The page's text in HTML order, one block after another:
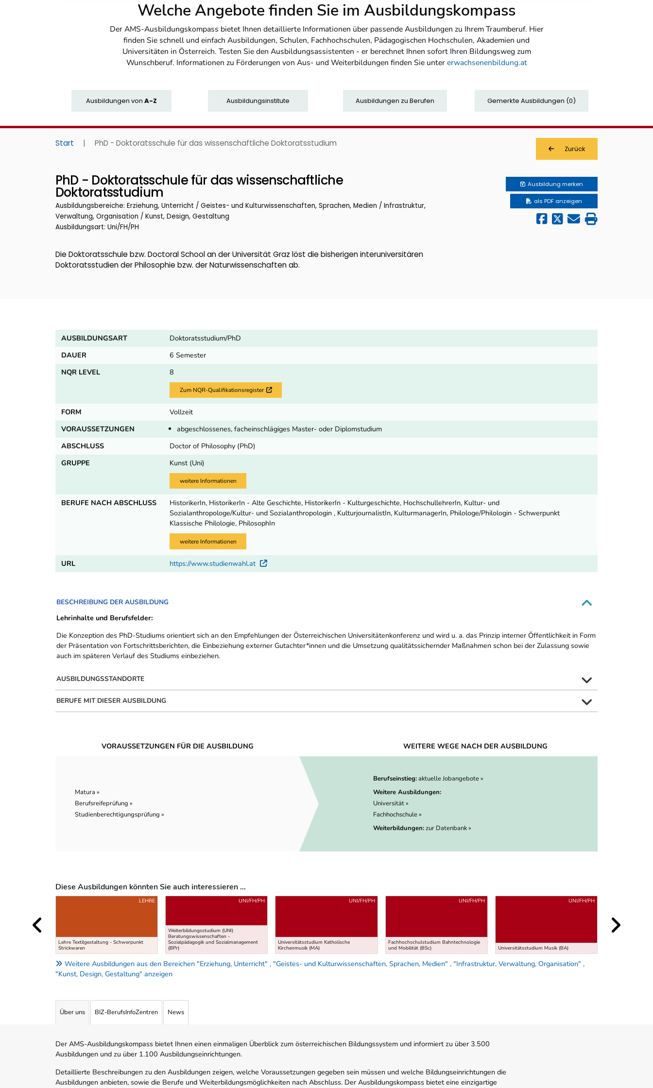
Welche Angebote finden Sie im Ausbildungskompass
Der AMS-Ausbildungskompass bietet Ihnen detaillierte Informationen über passende Ausbildungen zu Ihrem Traumberuf. Hier
finden Sie schnell und einfach Ausbildungen, Schulen, Fachhochschulen, Pädagogischen Hochschulen, Akademien und
Universitäten in Österreich. Testen Sie den Ausbildungsassistenten - er berechnet Ihnen sofort Ihren Bildungsweg zum
Wunschberuf. Informationen zu Förderungen von Aus- und Weiterbildungen finden Sie untererwachsenenbildung.at
Ausbildungen von A-Z Ausbildungsinstitute Ausbildungen zu Berufen Gemerkte Ausbildungen (0)
Start | PhD - Doktoratsschule für das wissenschaftliche Doktoratsstudium
Zurück
PhD - Doktoratsschule für das wissenschaftliche
Doktoratsstudium
Ausbildungsbereiche: Erziehung, Unterricht / Geistes- und Kulturwissenschaften, Sprachen, Medien / Infrastruktur,
Verwaltung, Organisation / Kunst, Design, Gestaltung
Ausbildungsart: Uni/FH/PH
Die Doktoratsschule bzw. Doctoral School an der Universität Graz löst die bisherigen interuniversitären
Doktoratsstudien der Philosophie bzw. der Naturwissenschaften ab.
Ausbildung merken
als PDF anzeigen
AUSBILDUNGSART
Doktoratsstudium/PhD
DAUER
6 Semester
NQR LEVEL
8
Zum NQR-Qualifikationsregister Externer Link
FORM
Vollzeit
VORAUSSETZUNGEN
abgeschlossenes, facheinschlägiges Master- oder Diplomstudium
ABSCHLUSS
Doctor of Philosophy (PhD)
GRUPPE
Kunst (Uni)
weitere Informationen
BERUFE NACH ABSCHLUSS
HistorikerIn, HistorikerIn - Alte Geschichte, HistorikerIn - Kulturgeschichte, HochschullehrerIn, Kultur- und
Sozialanthropologe/Kultur- und Sozialanthropologin , KulturjournalistIn, KulturmanagerIn, Philologe/Philologin - Schwerpunkt
Klassische Philologie, PhilosophIn
weitere Informationen
URL https://www.studienwahl.at Externer Link
BESCHREIBUNG DER AUSBILDUNG
Lehrinhalte und Berufsfelder:
Die Konzeption des PhD-Studiums orientiert sich an den Empfehlungen der Österreichischen Universitätenkonferenz und wird u. a. das Prinzip interner Öffentlichkeit in Form
der Präsentation von Fortschrittsberichten, die Einbeziehung externer Gutachter*innen und die Umsetzung qualitätssichernder Maßnahmen schon bei der Zulassung sowie
auch im späteren Verlauf des Studiums einbeziehen.
AUSBILDUNGSSTANDORTE
BERUFE MIT DIESER AUSBILDUNG
VORAUSSETZUNGEN FÜR DIE AUSBILDUNG
Matura »
Berufsreifeprüfung »
Studienberechtigungsprüfung »
WEITERE WEGE NACH DER AUSBILDUNG
Berufseinstieg:aktuelle Jobangebote »
Weitere Ausbildungen:
Universität »
Fachhochschule »
Weiterbildungen:zur Datenbank »
Diese Ausbildungen könnten Sie auch interessieren ...
Uber weitere Ausbildungsvorschläge
Lehre Textilgestaltung - Schwerpunkt
Strickwaren
LEHRE
Weiterbildungsstudium (UNI)
Beratungswissenschaften -
Sozialpädagogik und Sozialmanagement
(BPr)
UNI/FH/PH
Universitätsstudium Katholische
Kirchenmusik (MA)
UNI/FH/PH
Fachhochschulstudium Bahntechnologie
und Mobilität (BSc)
UNI/FH/PH
Universitätsstudium Musik (BA)
UNI/FH/PH
Weitere Ausbildungen aus den Bereichen "Erziehung, Unterricht" , "Geistes- und Kulturwissenschaften, Sprachen, Medien" , "Infrastruktur, Verwaltung, Organisation" ,
"Kunst, Design, Gestaltung" anzeigen
Über uns BIZ-BerufsInfoZentren News
Der AMS-Ausbildungskompass bietet Ihnen einen einmaligen Überblick zum österreichischen Bildungssystem und informiert zu über 3.500
Ausbildungen und zu über 1.100 Ausbildungseinrichtungen.
Detaillierte Beschreibungen zu den Ausbildungen zeigen, welche Voraussetzungen gegeben sein müssen und welche Bildungseinrichtungen die
Ausbildungen anbieten, sowie die Berufe und Weiterbildungsmöglichkeiten nach Abschluss. Der Ausbildungskompass bietet eine einzigartige